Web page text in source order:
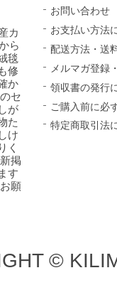
カ
ら
毯
修
か
セ
が
た
け
く
掲
す
願
お問い合わせ
お支払い方法
配送方法・送
メルマガ登録
領収書の発行
ご購入前に必
特定商取引法
©